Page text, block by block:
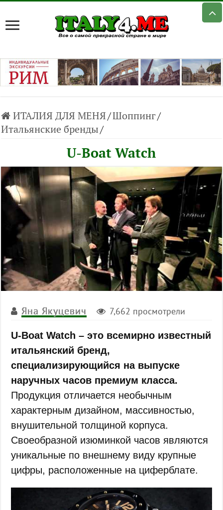
ИТАЛИЯ ДЛЯ МЕНЯ/Шоппинг/
Итальянские бренды/
U-Boat Watch
Яна Якуцевич 7,662 просмотрели
U-Boat Watch – это всемирно известный
итальянский бренд,
специализирующийся на выпуске
наручных часов премиум класса.
Продукция отличается необычным
характерным дизайном, массивностью,
внушительной толщиной корпуса.
Своеобразной изюминкой часов являются
уникальные по внешнему виду крупные
цифры, расположенные на циферблате.